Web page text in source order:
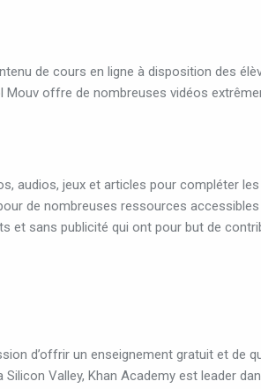
de cours en ligne à disposition des
Mouv offre de nombreuses vidéos
audios, jeux et articles pour compléter
de nombreuses ressources
et sans publicité qui ont pour but de
d’offrir un enseignement gratuit et de
Valley, Khan Academy est leader